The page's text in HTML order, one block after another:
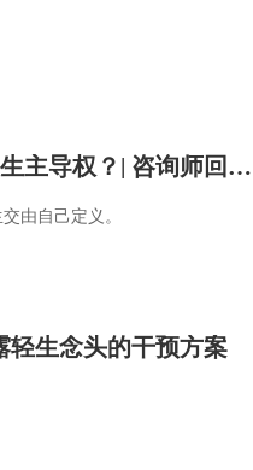
主导权？| 咨询师回答
由自己定义。
轻生念头的干预方案